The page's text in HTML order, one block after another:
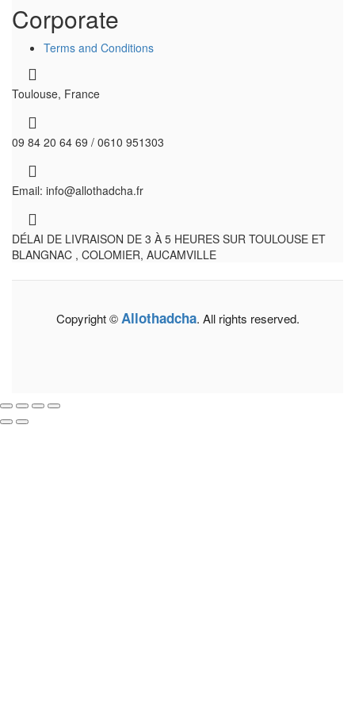
Corporate
Terms and Conditions
Toulouse, France
09 84 20 64 69 / 0610 951303
Email: info@allothadcha.fr
DÉLAI DE LIVRAISON DE 3 À 5 HEURES SUR TOULOUSE ET
BLANGNAC , COLOMIER, AUCAMVILLE
Copyright © Allothadcha. All rights reserved.